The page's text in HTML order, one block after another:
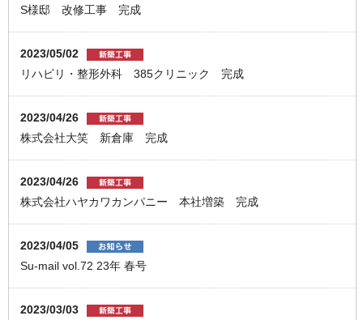
S様邸 改修工事 完成
2023/05/02
リハビリ・整形外科 385クリニック 完成
2023/04/26
株式会社大笑 新倉庫 完成
2023/04/26
株式会社ハヤカワカンパニー 本社増築 完成
2023/04/05
Su-mail vol.72 23年 春号
2023/03/03